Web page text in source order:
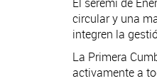
circular y una
integren la
La Primera
activamente a